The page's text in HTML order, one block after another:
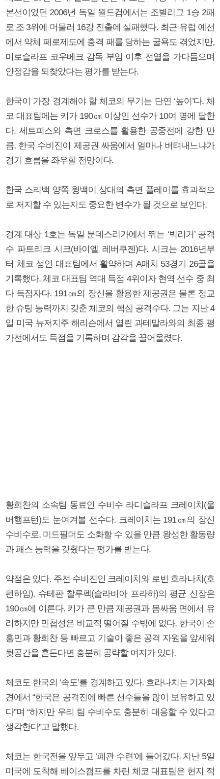
본선이었던 2006년 독일 월드컵에서는 조별리그 1승 2패
로 조 3위에 머물러 16강 진출에 실패했다. 최근 유럽 예선
에서 약체 페로제도에 충격 패를 당하는 굴욕도 겪었지만,
미로슬라프 코우베크 감독 부임 이후 전열을 가다듬으며
안정감을 되찾았다는 평가를 받는다.
한국이 가장 경계해야 할 체코의 무기는 단연 ‘높이’다. 체
코 대표팀에는 키가 190㎝ 이상인 선수가 10여 명에 달한
다. 세트피스와 측면 크로스를 활용한 공중전에 강한 만
큼, 한국 수비진이 제공권 싸움에서 얼마나 버텨내느냐가
경기 흐름을 좌우할 전망이다.
한국 스리백 양쪽 윙백이 상대의 측면 플레이를 효과적으
로 저지할 수 있는지도 중요한 변수가 될 것으로 보인다.
경계 대상 1호는 독일 분데스리가에서 뛰는 ‘빅리거’ 공격
수 파트리크 시크(바이엘 레버쿠젠)다. 시크는 2016년부
터 체코 성인 대표팀에서 활약하며 A매치 53경기 26골을
기록했다. 체코 대표팀 역대 득점 4위이자 현역 선수 중 최
다 득점자다. 191㎝의 장신을 활용한 제공권은 물론 정교
한 슈팅 능력까지 갖춘 체코의 핵심 공격수다. 그는 지난 4
일 미국 뉴저지주 해리슨에서 열린 과테말라와의 최종 평
가전에서도 득점을 기록하며 감각을 끌어올렸다.
황희찬의 소속팀 동료인 수비수 라디슬라프 크레이치(울
버햄프턴)도 눈여겨볼 선수다. 크레이치는 191㎝의 장신
수비수로, 미드필더도 소화할 수 있을 만큼 왕성한 활동량
과 패스 능력을 갖췄다는 평가를 받는다.
약점은 있다. 주전 수비진인 크레이치와 로빈 흐라나치(호
펜하임), 슈테판 찰루펙(슬라비아 프라하)의 평균 신장은
190㎝에 이른다. 키가 큰 만큼 제공권과 몸싸움 면에서 유
리하지만 민첩성은 비교적 떨어질 수밖에 없다. 한국이 손
흥민과 황희찬 등 빠르고 기술이 좋은 공격 자원을 앞세워
뒷공간을 흔든다면 충분히 공략할 여지가 있다.
체코도 한국의 ‘속도’를 경계하고 있다. 흐라나치는 기자회
견에서 “한국은 공격진에 빠른 선수들을 많이 보유하고 있
다”며 “하지만 우리 팀 수비수도 충분히 대응할 수 있다고
생각한다”고 말했다.
체코는 한국전을 앞두고 ‘폐관 수련’에 들어갔다. 지난 5일
미국에 도착해 베이스캠프를 차린 체코 대표팀은 현지 적